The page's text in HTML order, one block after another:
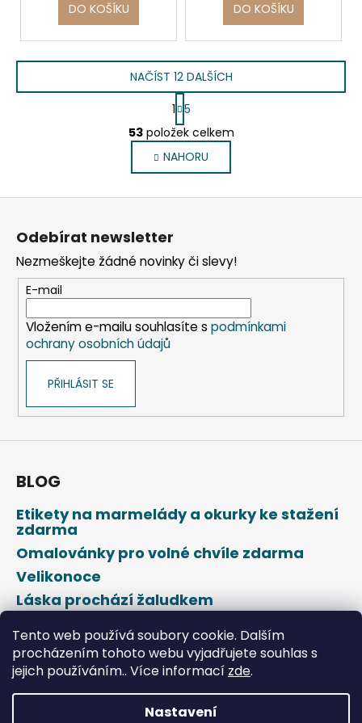
Tento web používá soubory cookie. Dalším
procházením tohoto webu vyjadřujete souhlas s
jejich používáním.. Více informací zde.
Nastavení
DO KOŠÍKU DO KOŠÍKU
O
v
l
á
d
p
r
v
k
y
u
NAČÍST 12 DALŠÍCH
S
t
r
á
n
k
o
í
1 5
53položek celkem
NAHORU
Odebírat newsletter
Nezmeškejte žádné novinky či slevy!
E-mail
Vložením e-mailu souhlasíte s podmínkami
ochrany osobních údajů
PŘIHLÁSIT SE
BLOG
Etikety na marmelády a okurky ke stažení
zdarma
Omalovánky pro volné chvíle zdarma
Velikonoce
Láska prochází žaludkem